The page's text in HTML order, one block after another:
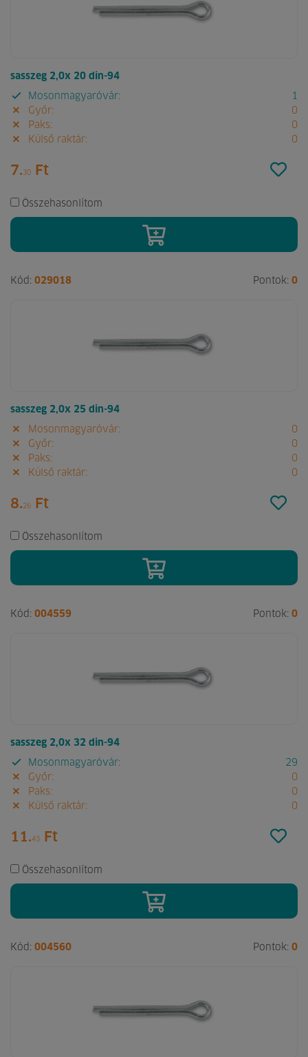
sasszeg 2,0x 20 din-94
Mosonmagyaróvár:
1
Győr:
0
Paks:
0
Külső raktár:
0
7. 30 Ft
Összehasonlítom
Kód: 029018 Pontok: 0
sasszeg 2,0x 25 din-94
Mosonmagyaróvár:
0
Győr:
0
Paks:
0
Külső raktár:
0
8. 26 Ft
Összehasonlítom
Kód: 004559 Pontok: 0
sasszeg 2,0x 32 din-94
Mosonmagyaróvár:
29
Győr:
0
Paks:
0
Külső raktár:
0
11. 43 Ft
Összehasonlítom
Kód: 004560 Pontok: 0